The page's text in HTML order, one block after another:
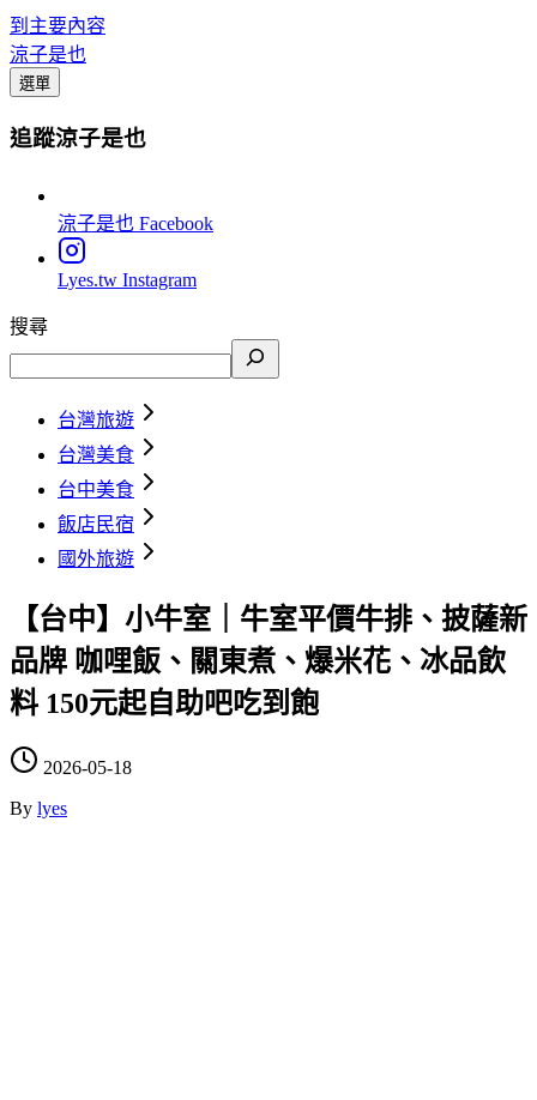
到主要內容
涼子是也
選單
追蹤涼子是也
涼子是也 Facebook
Lyes.tw Instagram
搜尋
台灣旅遊
台灣美食
台中美食
飯店民宿
國外旅遊
【台中】小牛室｜牛室平價牛排、披薩新
品牌 咖哩飯、關東煮、爆米花、冰品飲
料 150元起自助吧吃到飽
2026-05-18
By lyes